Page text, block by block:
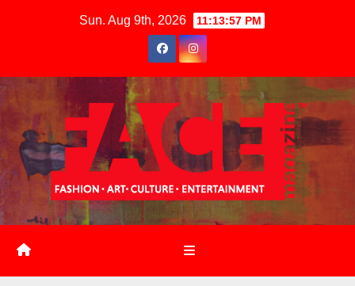
Sun. Aug 9th, 2026 11:13:58 PM